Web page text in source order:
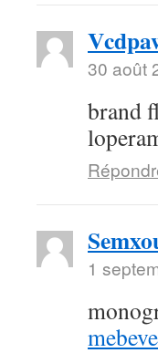
30 août
brand
1